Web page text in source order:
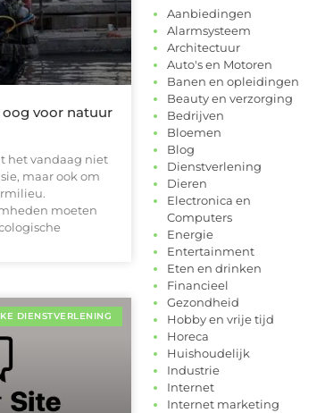
voor natuur
het vandaag niet
maar ook om
moeten
DIENSTVERLENING
Aanbiedingen
Alarmsysteem
Architectuur
Auto's en Motoren
Banen en opleidingen
Beauty en verzorging
Bedrijven
Bloemen
Blog
Dienstverlening
Dieren
Electronica en
Computers
Energie
Entertainment
Eten en drinken
Financieel
Gezondheid
Hobby en vrije tijd
Horeca
Huishoudelijk
Industrie
Internet
Internet marketing